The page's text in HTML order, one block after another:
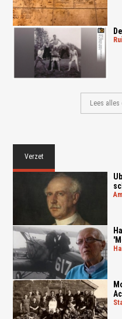
Lees alles
Verzet